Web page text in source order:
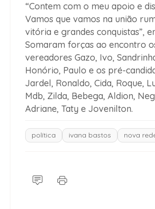
“Contem com o meu apoio e
Vamos que vamos na união
vitória e grandes conquistas”,
Somaram forças ao encontro
vereadores Gazo, Ivo,
Honório, Paulo e os pré-
Jardel, Ronaldo, Cida, Roque,
Mdb, Zilda, Bebega, Aldion,
Adriane, Taty e Jovenilton.
política ivana bastos nova